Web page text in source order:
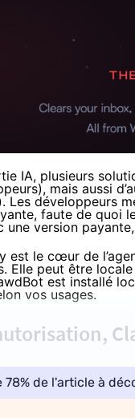
IA, plusieurs
mais aussi
Les développeurs
faute de quoi
une version
est le cœur de
Elle peut être
est installé
vos usages.
78% de l'article à